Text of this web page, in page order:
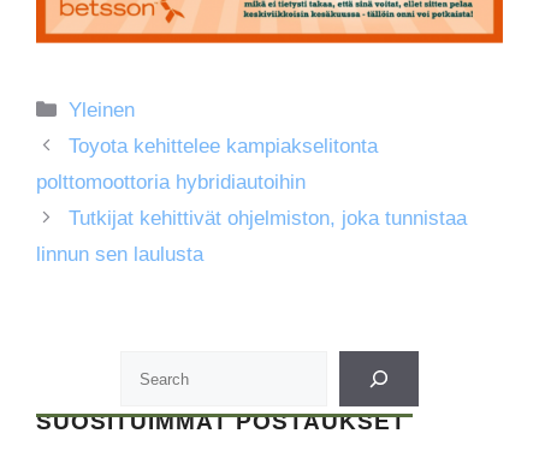
Kategoriat
Yleinen
Toyota kehittelee kampiakselitonta
polttomoottoria hybridiautoihin
Tutkijat kehittivät ohjelmiston, joka tunnistaa
linnun sen laulusta
SUOSITUIMMAT POSTAUKSET